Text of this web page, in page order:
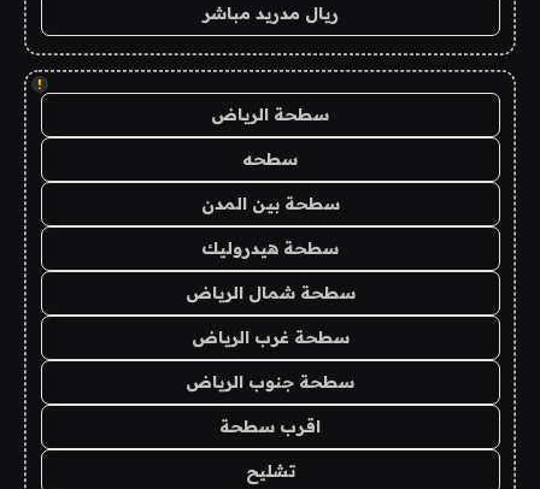
ريال مدريد مباشر
!
سطحة الرياض
سطحه
سطحة بين المدن
سطحة هيدروليك
سطحة شمال الرياض
سطحة غرب الرياض
سطحة جنوب الرياض
اقرب سطحة
تشليح